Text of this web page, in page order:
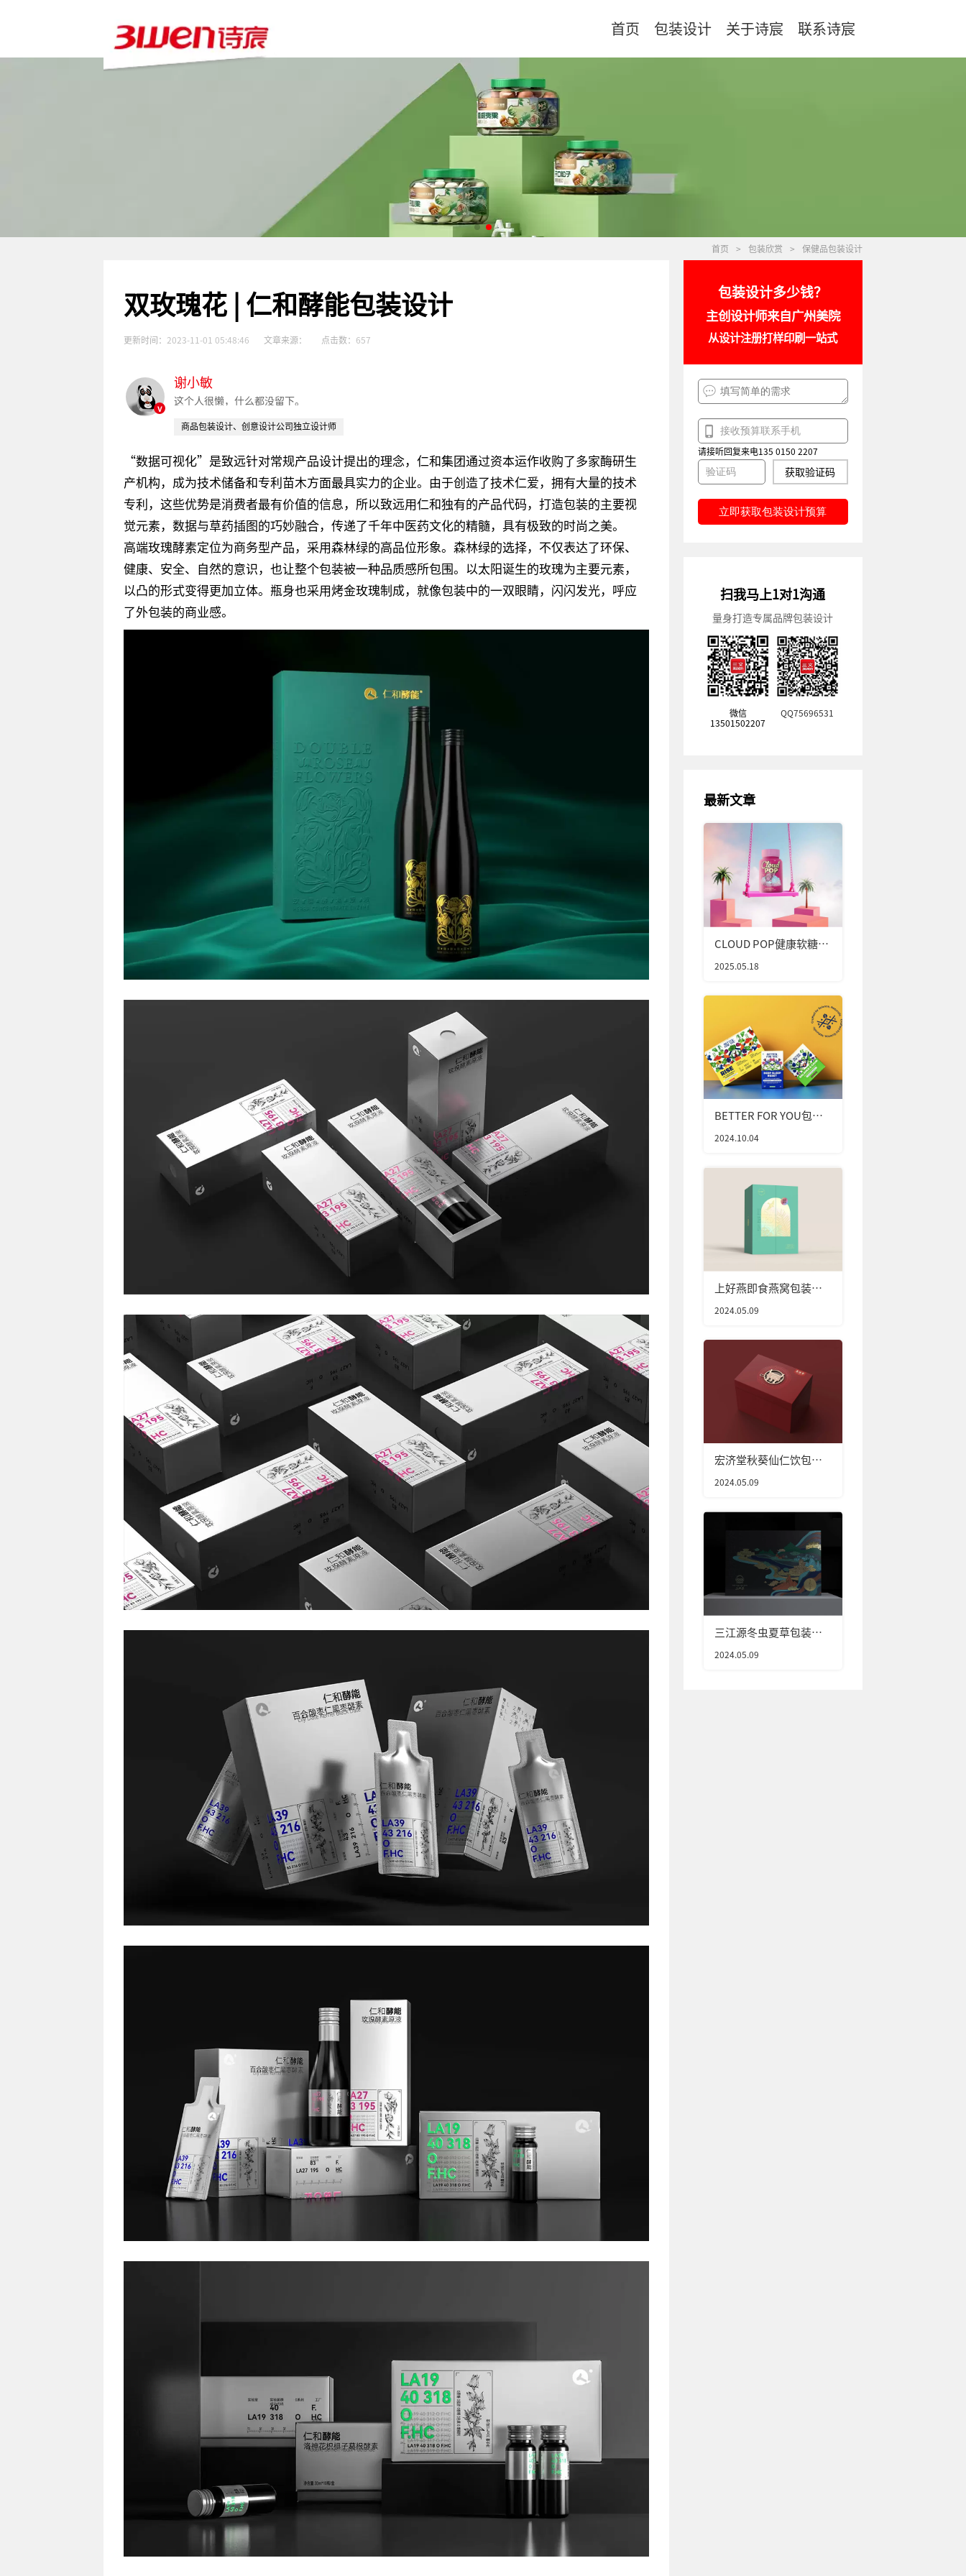
首页 包装设计 关于诗宸 联系诗宸
首页 > 包装欣赏 > 保健品包装设计
双玫瑰花 | 仁和酵能包装设计
更新时间： 2023-11-01 05:48:46 文章来源： 点击数： 657
v
谢小敏
这个人很懒，什么都没留下。
商品包装设计、创意设计公司独立设计师
“数据可视化”是致远针对常规产品设计提出的理念，仁和集团通过资本运作收购了多家酶研生
产机构，成为技术储备和专利苗木方面最具实力的企业。由于创造了技术仁爱，拥有大量的技术
专利，这些优势是消费者最有价值的信息，所以致远用仁和独有的产品代码，打造包装的主要视
觉元素，数据与草药插图的巧妙融合，传递了千年中医药文化的精髓，具有极致的时尚之美。
高端玫瑰酵素定位为商务型产品，采用森林绿的高品位形象。森林绿的选择，不仅表达了环保、
健康、安全、自然的意识，也让整个包装被一种品质感所包围。以太阳诞生的玫瑰为主要元素，
以凸的形式变得更加立体。瓶身也采用烤金玫瑰制成，就像包装中的一双眼睛，闪闪发光，呼应
了外包装的商业感。
包装设计多少钱？
主创设计师来自广州美院
从设计注册打样印刷一站式
请接听回复来电135 0150 2207
获取验证码
立即获取包装设计预算
扫我马上1对1沟通
量身打造专属品牌包装设计
微信
13501502207
QQ75696531
最新文章
CLOUD POP健康软糖包
2025.05.18
BETTER FOR YOU包装
2024.10.04
上好燕即食燕窝包装设
2024.05.09
宏济堂秋葵仙仁饮包装
2024.05.09
三江源冬虫夏草包装设
2024.05.09